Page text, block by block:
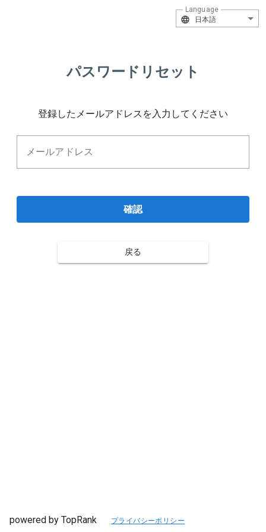
日本語
Language
パスワードリセット
登録したメールアドレスを入力してください
メールアドレス
確認
戻る
powered by TopRank プライバシーポリシー